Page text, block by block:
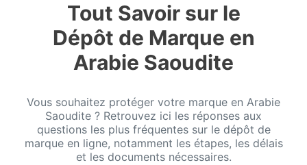
Tout Savoir sur le
Dépôt de Marque en
Arabie Saoudite
Vous souhaitez protéger votre marque en Arabie
Saoudite ? Retrouvez ici les réponses aux
questions les plus fréquentes sur le dépôt de
marque en ligne, notamment les étapes, les délais
et les documents nécessaires.